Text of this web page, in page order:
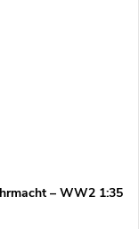
– WW2 1:35